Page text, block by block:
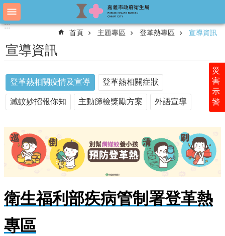
跳到主要內容區塊
進
搜
尋
認
識
局
科
簡
附
屬
單
:::
災
害
示
警
:::
首頁 主題專區 登革熱專區 宣導資訊
宣導資訊
登革熱相關疫情及宣導 登革熱相關症狀
滅蚊妙招報你知 主動篩檢獎勵方案 外語宣導
衛生福利部疾病管制署登革熱
專區